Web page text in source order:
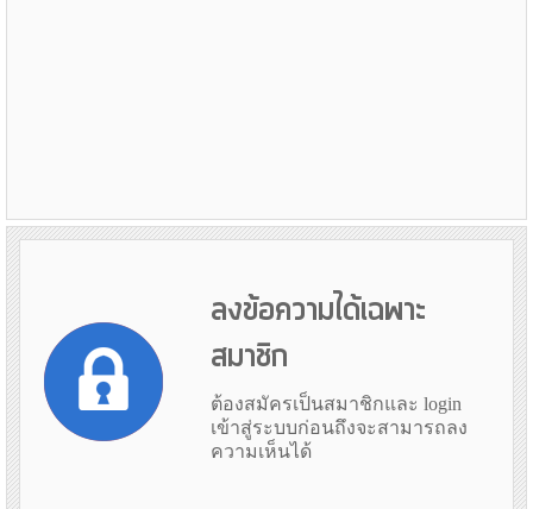
ลงข้อความได้เฉพาะ
สมาชิก
ต้องสมัครเป็นสมาชิกและ login
เข้าสู่ระบบก่อนถึงจะสามารถลง
ความเห็นได้